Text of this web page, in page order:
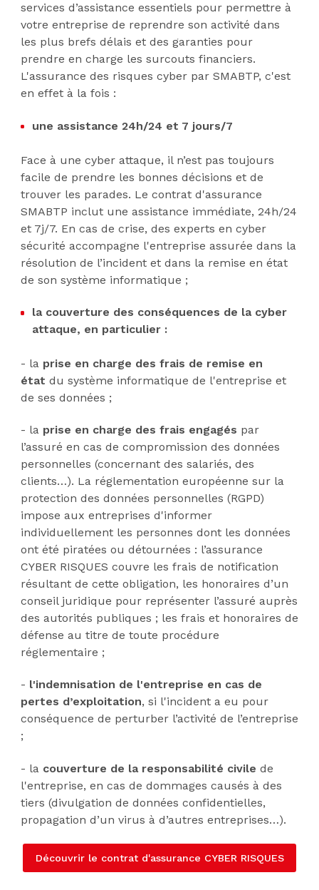
services d’assistance essentiels pour permettre à
votre entreprise de reprendre son activité dans
les plus brefs délais et des garanties pour
prendre en charge les surcouts financiers.
L'assurance des risques cyber par SMABTP, c'est
en effet à la fois :
une assistance 24h/24 et 7 jours/7
Face à une cyber attaque, il n’est pas toujours
facile de prendre les bonnes décisions et de
trouver les parades. Le contrat d'assurance
SMABTP inclut une assistance immédiate, 24h/24
et 7j/7. En cas de crise, des experts en cyber
sécurité accompagne l'entreprise assurée dans la
résolution de l’incident et dans la remise en état
de son système informatique ;
la couverture des conséquences de la cyber
attaque, en particulier :
- la prise en charge des frais de remise en
état du système informatique de l'entreprise et
de ses données ;
- la prise en charge des frais engagés par
l’assuré en cas de compromission des données
personnelles (concernant des salariés, des
clients…). La réglementation européenne sur la
protection des données personnelles (RGPD)
impose aux entreprises d'informer
individuellement les personnes dont les données
ont été piratées ou détournées : l’assurance
CYBER RISQUES couvre les frais de notification
résultant de cette obligation, les honoraires d’un
conseil juridique pour représenter l’assuré auprès
des autorités publiques ; les frais et honoraires de
défense au titre de toute procédure
réglementaire ;
- l'indemnisation de l'entreprise en cas de
pertes d’exploitation, si l'incident a eu pour
conséquence de perturber l’activité de l’entreprise
;
- la couverture de la responsabilité civile de
l'entreprise, en cas de dommages causés à des
tiers (divulgation de données confidentielles,
propagation d’un virus à d’autres entreprises…).
Découvrir le contrat d'assurance CYBER RISQUES